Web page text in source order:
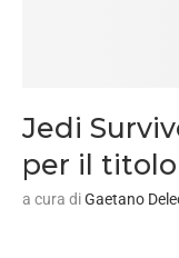
Jedi
per il
a cura diGaetano